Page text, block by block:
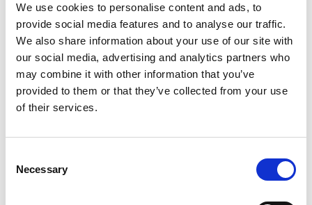
We use cookies to personalise content and ads, to
provide social media features and to analyse our traffic.
We also share information about your use of our site with
our social media, advertising and analytics partners who
may combine it with other information that you’ve
provided to them or that they’ve collected from your use
of their services.
Selection
Necessary